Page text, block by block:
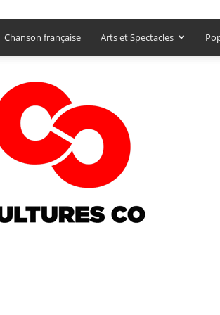
Chanson française Arts et Spectacles